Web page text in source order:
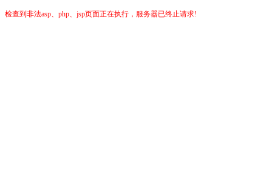
检查到非法asp、php、jsp页面正在执行，服务器已终止请求!